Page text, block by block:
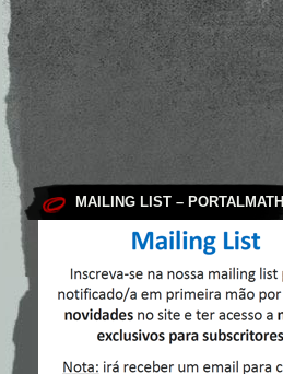
MAILING LIST – PORTALMATH